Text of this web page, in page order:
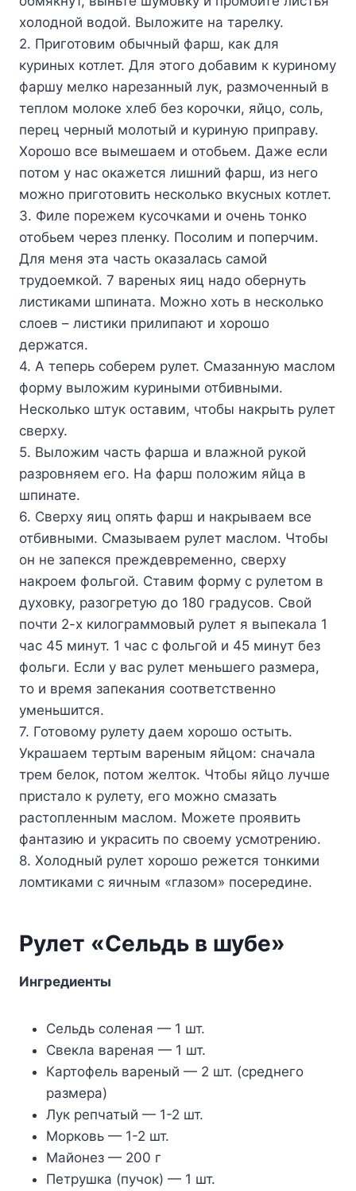
холодной водой. Выложите на тарелку.
2. Приготовим обычный фарш, как для
куриных котлет. Для этого добавим к куриному
фаршу мелко нарезанный лук, размоченный в
теплом молоке хлеб без корочки, яйцо, соль,
перец черный молотый и куриную приправу.
Хорошо все вымешаем и отобьем. Даже если
потом у нас окажется лишний фарш, из него
можно приготовить несколько вкусных котлет.
3. Филе порежем кусочками и очень тонко
отобьем через пленку. Посолим и поперчим.
Для меня эта часть оказалась самой
трудоемкой. 7 вареных яиц надо обернуть
листиками шпината. Можно хоть в несколько
слоев – листики прилипают и хорошо
держатся.
4. А теперь соберем рулет. Смазанную маслом
форму выложим куриными отбивными.
Несколько штук оставим, чтобы накрыть рулет
сверху.
5. Выложим часть фарша и влажной рукой
разровняем его. На фарш положим яйца в
шпинате.
6. Сверху яиц опять фарш и накрываем все
отбивными. Смазываем рулет маслом. Чтобы
он не запекся преждевременно, сверху
накроем фольгой. Ставим форму с рулетом в
духовку, разогретую до 180 градусов. Свой
почти 2-х килограммовый рулет я выпекала 1
час 45 минут. 1 час с фольгой и 45 минут без
фольги. Если у вас рулет меньшего размера,
то и время запекания соответственно
уменьшится.
7. Готовому рулету даем хорошо остыть.
Украшаем тертым вареным яйцом: сначала
трем белок, потом желток. Чтобы яйцо лучше
пристало к рулету, его можно смазать
растопленным маслом. Можете проявить
фантазию и украсить по своему усмотрению.
8. Холодный рулет хорошо режется тонкими
ломтиками с яичным «глазом» посередине.
Рулет «Сельдь в шубе»
Ингредиенты
Сельдь соленая — 1 шт.
Свекла вареная — 1 шт.
Картофель вареный — 2 шт. (среднего
размера)
Лук репчатый — 1-2 шт.
Морковь — 1-2 шт.
Майонез — 200 г
Петрушка (пучок) — 1 шт.